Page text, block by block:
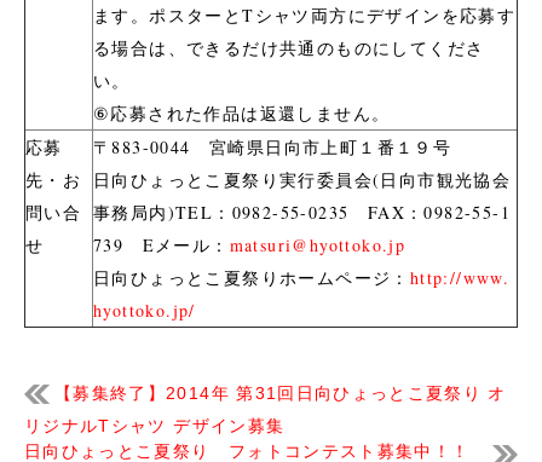
ます。ポスターとTシャツ両方にデザインを応募す
る場合は、できるだけ共通のものにしてくださ
い。
⑥応募された作品は返還しません。
応募
先・お
問い合
せ
〒883-0044 宮崎県日向市上町１番１９号
日向ひょっとこ夏祭り実行委員会(日向市観光協会
事務局内)TEL：0982-55-0235 FAX：0982-55-1
739 Eメール： matsuri@hyottoko.jp
日向ひょっとこ夏祭りホームページ： http://www.
hyottoko.jp/
【募集終了】2014年 第31回日向ひょっとこ夏祭り オ
リジナルTシャツ デザイン募集
日向ひょっとこ夏祭り フォトコンテスト募集中！！